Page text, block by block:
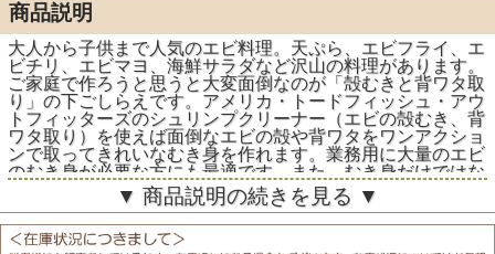
商品説明
大人から子供まで人気のエビ料理。天ぷら、エビフライ、エ
ビチリ、エビマヨ、海鮮サラダなど沢山の料理があります。
ご家庭で作ろうと思うと大変面倒なのが「殻むきと背ワタ取
り」の下ごしらえです。アメリカ・トードフィッシュ・アウ
トフィッターズのシュリンプクリーナー（エビの殻むき、背
ワタ取り）を使えば面倒なエビの殻や背ワタをワンアクショ
ンで取ってきれいなむき身を作れます。業務用に大量のエビ
のむき身が必要な方にも最適です。また、むき身だけではな
く尻尾を残してエビフライや天ぷらなどのネタ作りにもご利
▼ 商品説明の続きを見る ▼